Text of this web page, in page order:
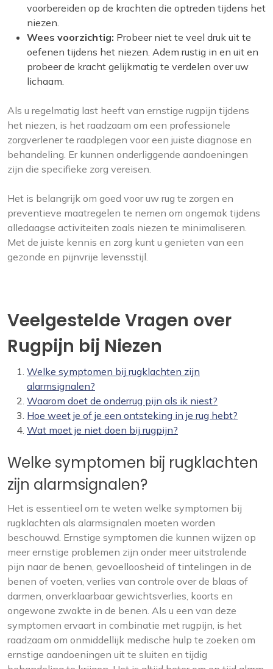
voorbereiden op de krachten die optreden tijdens het
niezen.
Wees voorzichtig: Probeer niet te veel druk uit te
oefenen tijdens het niezen. Adem rustig in en uit en
probeer de kracht gelijkmatig te verdelen over uw
lichaam.
Als u regelmatig last heeft van ernstige rugpijn tijdens
het niezen, is het raadzaam om een ​​professionele
zorgverlener te raadplegen voor een juiste diagnose en
behandeling. Er kunnen onderliggende aandoeningen
zijn die specifieke zorg vereisen.
Het is belangrijk om goed voor uw rug te zorgen en
preventieve maatregelen te nemen om ongemak tijdens
alledaagse activiteiten zoals niezen te minimaliseren.
Met de juiste kennis en zorg kunt u genieten van een
gezonde en pijnvrije levensstijl.
Veelgestelde Vragen over
Rugpijn bij Niezen
Welke symptomen bij rugklachten zijn
alarmsignalen?
Waarom doet de onderrug pijn als ik niest?
Hoe weet je of je een ontsteking in je rug hebt?
Wat moet je niet doen bij rugpijn?
Welke symptomen bij rugklachten
zijn alarmsignalen?
Het is essentieel om te weten welke symptomen bij
rugklachten als alarmsignalen moeten worden
beschouwd. Ernstige symptomen die kunnen wijzen op
meer ernstige problemen zijn onder meer uitstralende
pijn naar de benen, gevoelloosheid of tintelingen in de
benen of voeten, verlies van controle over de blaas of
darmen, onverklaarbaar gewichtsverlies, koorts en
ongewone zwakte in de benen. Als u een van deze
symptomen ervaart in combinatie met rugpijn, is het
raadzaam om onmiddellijk medische hulp te zoeken om
ernstige aandoeningen uit te sluiten en tijdig